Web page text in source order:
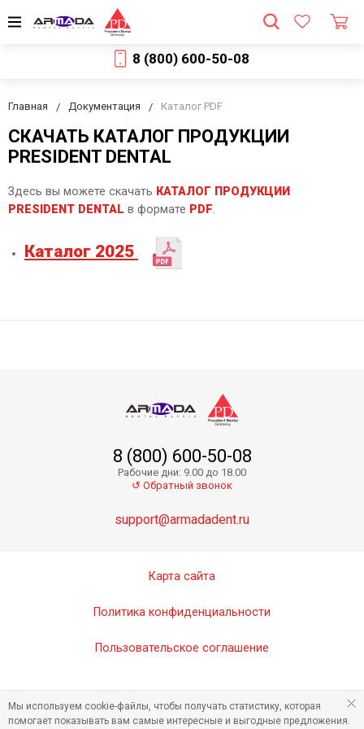
8 (800) 600-50-08
Главная Документация Каталог PDF
СКАЧАТЬ КАТАЛОГ ПРОДУКЦИИ
PRESIDENT DENTAL
Здесь вы можете скачать КАТАЛОГ ПРОДУКЦИИ
PRESIDENT DENTAL в формате PDF.
Каталог 2025
8 (800) 600-50-08
Рабочие дни: 9.00 до 18.00
↺ Обратный звонок
support@armadadent.ru
Карта сайта
Политика конфиденциальности
Пользовательское соглашение
Мы используем cookie-файлы, чтобы получать статистику, которая
помогает показывать вам самые интересные и выгодные предложения.